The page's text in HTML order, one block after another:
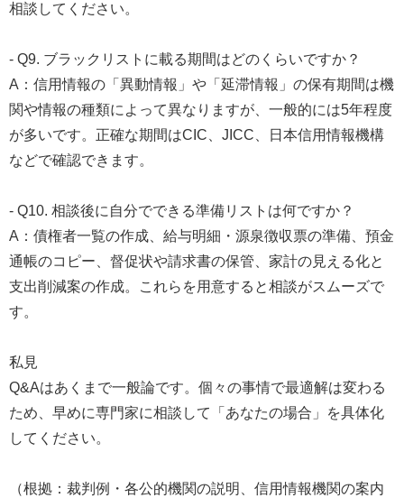
相談してください。
- Q9. ブラックリストに載る期間はどのくらいですか？
A：信用情報の「異動情報」や「延滞情報」の保有期間は機
関や情報の種類によって異なりますが、一般的には5年程度
が多いです。正確な期間はCIC、JICC、日本信用情報機構
などで確認できます。
- Q10. 相談後に自分でできる準備リストは何ですか？
A：債権者一覧の作成、給与明細・源泉徴収票の準備、預金
通帳のコピー、督促状や請求書の保管、家計の見える化と
支出削減案の作成。これらを用意すると相談がスムーズで
す。
私見
Q&Aはあくまで一般論です。個々の事情で最適解は変わる
ため、早めに専門家に相談して「あなたの場合」を具体化
してください。
（根拠：裁判例・各公的機関の説明、信用情報機関の案内